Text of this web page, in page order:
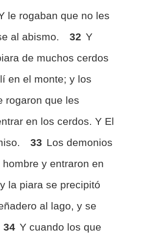
le rogaban que no les
al abismo.
32 Y
de muchos cerdos
en el monte; y los
rogaron que les
en los cerdos. Y El
33 Los demonios
y entraron en
la piara se precipitó
al lago, y se
34 Y cuando los que